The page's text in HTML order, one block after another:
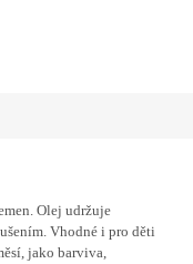
Olej udržuje
Vhodné i pro děti
jako barviva,